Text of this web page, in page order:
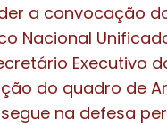
a convocação
Nacional
Executivo
do quadro de
na defesa